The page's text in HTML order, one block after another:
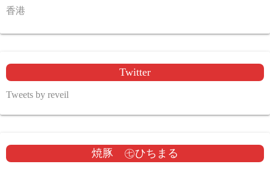
香港
Twitter
Tweets by reveil
焼豚 ㊆ひちまる